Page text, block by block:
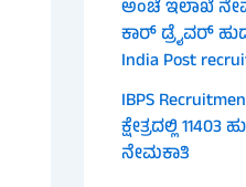
ಅಂಚೆ ಇಲಾಖೆ
ಕಾರ್ ಡ್ರೈವರ್
India Post
IBPS
ಕ್ಷೇತ್ರದಲ್ಲಿ 11403
ನೇಮಕಾತಿ